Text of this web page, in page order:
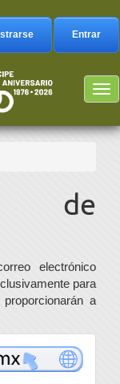
Entrar
de
electrónico
para
a